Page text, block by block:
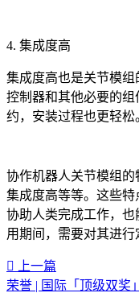
4. 集成度高
集成度高也是关节模组
控制器和其他必要的
约，安装过程也更轻松
协作机器人关节模组的
集成度高等等。这些
协助人类完成工作，
用期间，需要对其进行
上一篇
荣誉 | 国际「顶级双